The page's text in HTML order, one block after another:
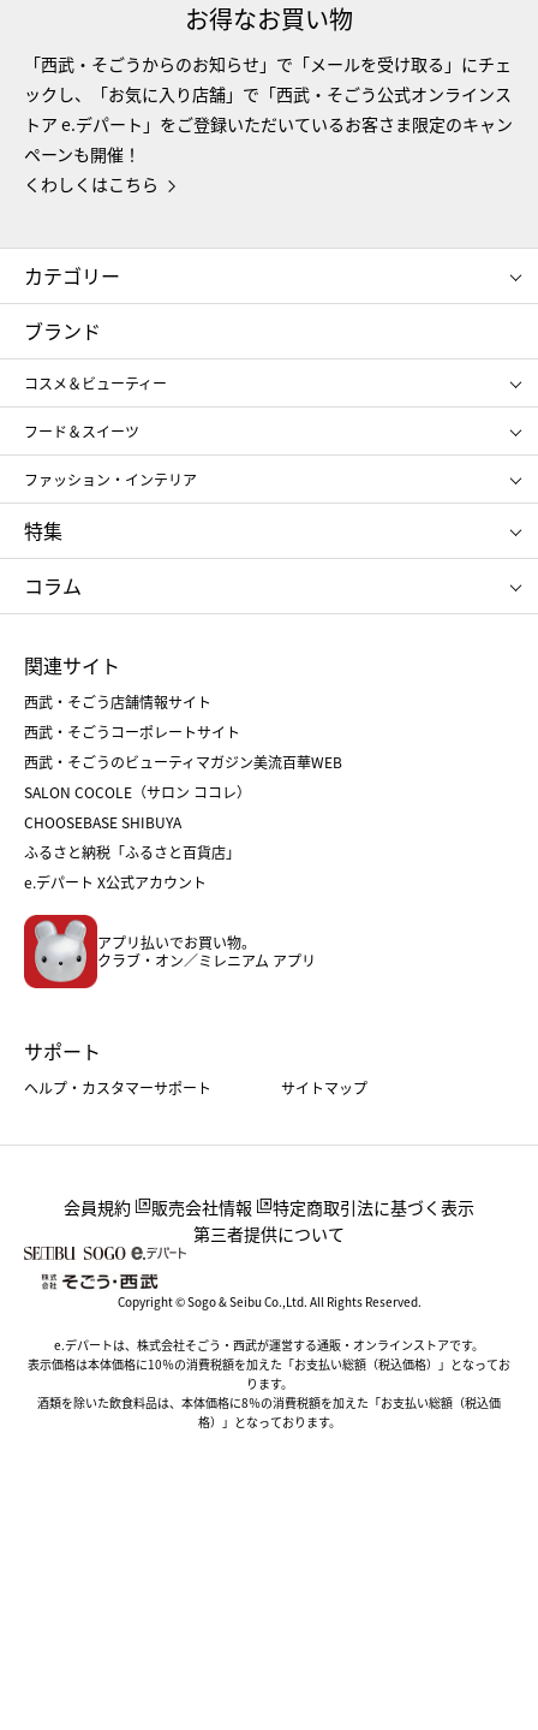
お得なお買い物
「西武・そごうからのお知らせ」で「メールを受け取る」にチェ
ックし、「お気に入り店舗」で「西武・そごう公式オンラインス
トア e.デパート」をご登録いただいているお客さま限定のキャン
ペーンも開催！
くわしくはこちら
カテゴリー
コスメ＆ビューティー
ギフト
レディース
メンズ
スポーツ・アウトドア
お中元
お歳暮
ブランド
コスメ＆ビューティー
SHISEIDO
ポール&ジョー ボーテ
ジルスチュアート
NARS
RMK
クリニーク
SK-Ⅱ
フード＆スイーツ
アンリ・シャルパンティエ
ゴディバ
新宿高野
たねや
ねんりん家
ファッション・インテリア
ポロ ラルフ ローレン
タケオ キクチ
ママ＆キッズ
シュタイフ
特集
お中元
ひな人形
五月人形
父の日
クリスマスケーキ
ホワイトデー
コラム
菓子折り
和菓子
人気のギフト
バレンタイン
ホワイトデー
おせち
フード
ホーム・キッチン＆アート
関連サイト
西武・そごう店舗情報サイト
西武・そごうコーポレートサイト
西武・そごうのビューティマガジン美流百華WEB
SALON COCOLE（サロン ココレ）
CHOOSEBASE SHIBUYA
ふるさと納税「ふるさと百貨店」
e.デパート X公式アカウント
アプリ払いでお買い物。
クラブ・オン／ミレニアム アプリ
サポート
ヘルプ・カスタマーサポート サイトマップ
会員規約 販売会社情報
特定商取引法に基づく表示
第三者提供について
Copyright © Sogo & Seibu Co.,Ltd. All Rights Reserved.
e.デパートは、株式会社そごう・西武が運営する通販・オンラインストアです。
表示価格は本体価格に10％の消費税額を加えた「お支払い総額（税込価格）」となってお
ります。
酒類を除いた飲食料品は、本体価格に8％の消費税額を加えた「お支払い総額（税込価
格）」となっております。